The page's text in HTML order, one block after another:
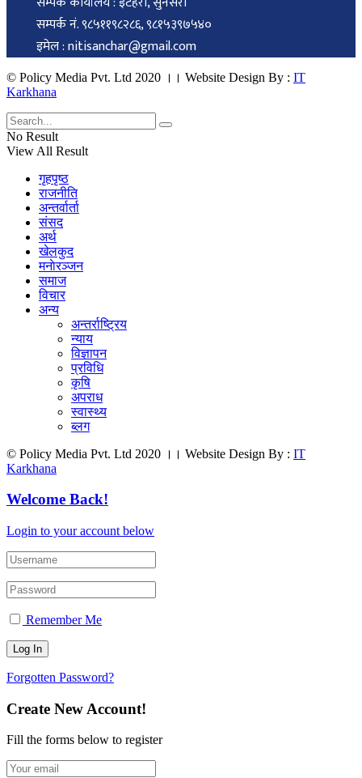
सम्पर्क नं. ९८५११९८२८६, ९८१५३९७५४०
इमेल : nitisanchar@gmail.com
© Policy Media Pvt. Ltd 2020 ।। Website Design By : IT
Karkhana
No Result
View All Result
गृहपृष्ठ
राजनीति
अन्तर्वार्ता
संसद
अर्थ
खेलकुद
मनाेरञ्जन
समाज
विचार
अन्य
अन्तर्राष्ट्रिय
न्याय
विज्ञापन
प्रविधि
कृषि
अपराध
स्वास्थ्य
ब्लग
© Policy Media Pvt. Ltd 2020 ।। Website Design By : IT
Karkhana
Welcome Back!
Login to your account below
Remember Me
Forgotten Password?
Create New Account!
Fill the forms below to register